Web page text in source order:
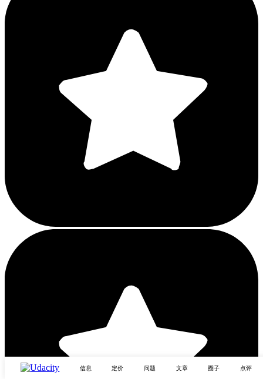
信息 定价 问题 文章 圈子 点评